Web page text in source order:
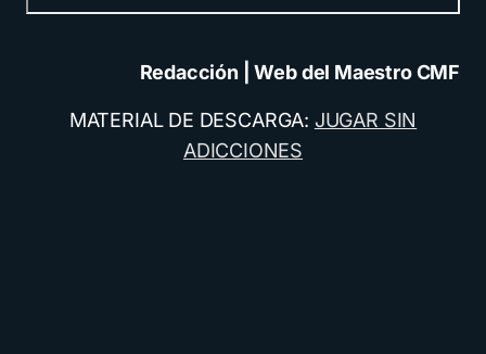
Redacción | Web del Maestro CMF
MATERIAL DE DESCARGA: JUGAR SIN
ADICCIONES